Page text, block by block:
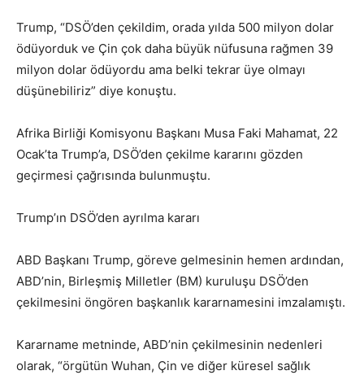
Trump, “DSÖ’den çekildim, orada yılda 500 milyon dolar
ödüyorduk ve Çin çok daha büyük nüfusuna rağmen 39
milyon dolar ödüyordu ama belki tekrar üye olmayı
düşünebiliriz” diye konuştu.
Afrika Birliği Komisyonu Başkanı Musa Faki Mahamat, 22
Ocak’ta Trump’a, DSÖ’den çekilme kararını gözden
geçirmesi çağrısında bulunmuştu.
Trump’ın DSÖ’den ayrılma kararı
ABD Başkanı Trump, göreve gelmesinin hemen ardından,
ABD’nin, Birleşmiş Milletler (BM) kuruluşu DSÖ’den
çekilmesini öngören başkanlık kararnamesini imzalamıştı.
Kararname metninde, ABD’nin çekilmesinin nedenleri
olarak, “örgütün Wuhan, Çin ve diğer küresel sağlık